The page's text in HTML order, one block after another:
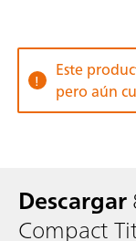
Este
pero aún
Descargar
Compact